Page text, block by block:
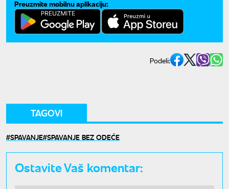
Preuzmite mobilnu aplikaciju:
Podeli:
TAGOVI
SPAVANJE SPAVANJE BEZ ODEĆE
Ostavite Vaš komentar: